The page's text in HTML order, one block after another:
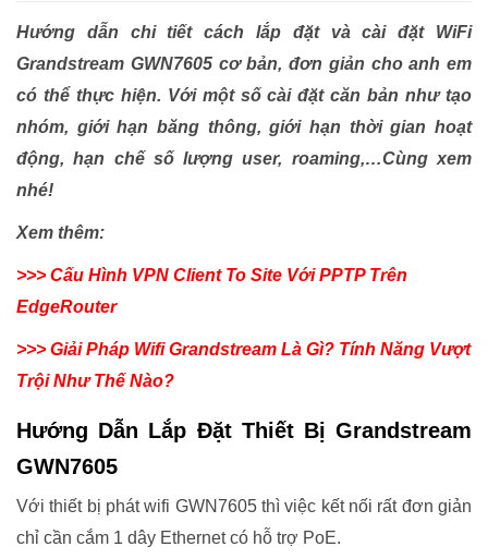
Hướng dẫn chi tiết cách lắp đặt và cài đặt WiFi
Grandstream GWN7605 cơ bản, đơn giản cho anh em
có thể thực hiện. Với một số cài đặt căn bản như tạo
nhóm, giới hạn băng thông, giới hạn thời gian hoạt
động, hạn chế số lượng user, roaming,…Cùng xem
nhé!
Xem thêm:
>>> Cấu Hình VPN Client To Site Với PPTP Trên
EdgeRouter
>>> Giải Pháp Wifi Grandstream Là Gì? Tính Năng Vượt
Trội Như Thế Nào?
Hướng Dẫn Lắp Đặt Thiết Bị Grandstream
GWN7605
Với thiết bị phát wifi GWN7605 thì việc kết nối rất đơn giản
chỉ cần cắm 1 dây Ethernet có hỗ trợ PoE.